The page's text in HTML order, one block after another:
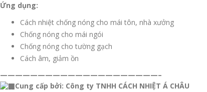
Ứng dụng:
Cách nhiệt chống nóng cho mái tôn, nhà xưởng
Chống nóng cho mái ngói
Chống nóng cho tường gạch
Cách âm, giảm ồn
—————————————————————–
Cung cấp bởi: Công ty TNHH CÁCH NHIỆT Á CHÂU